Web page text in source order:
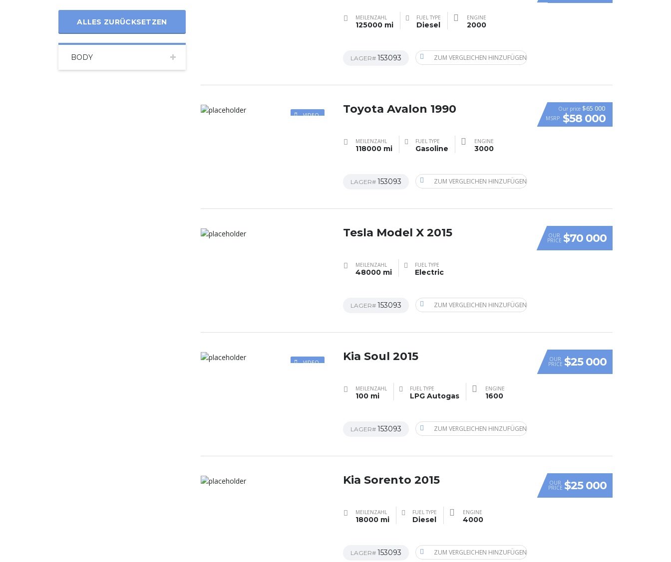
ALLES ZURÜCKSETZEN
BODY
MEILENZAHL
125000 mi
FUEL TYPE
Diesel
ENGINE
2000
LAGER# 153093 ZUM VERGLEICHEN HINZUFÜGEN
VIDEO
Our price $65 000
MSRP $58 000
Toyota Avalon 1990
MEILENZAHL
118000 mi
FUEL TYPE
Gasoline
ENGINE
3000
LAGER# 153093 ZUM VERGLEICHEN HINZUFÜGEN
OUR
PRICE $70 000
Tesla Model X 2015
MEILENZAHL
48000 mi
FUEL TYPE
Electric
LAGER# 153093 ZUM VERGLEICHEN HINZUFÜGEN
VIDEO OUR
PRICE $25 000
Kia Soul 2015
MEILENZAHL
100 mi
FUEL TYPE
LPG Autogas
ENGINE
1600
LAGER# 153093 ZUM VERGLEICHEN HINZUFÜGEN
OUR
PRICE $25 000
Kia Sorento 2015
MEILENZAHL
18000 mi
FUEL TYPE
Diesel
ENGINE
4000
LAGER# 153093 ZUM VERGLEICHEN HINZUFÜGEN